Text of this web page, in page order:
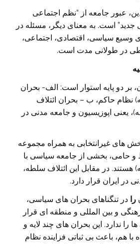
عبور جامعه از “نظم اجتماعی
است. به معنای دیگر، مسئله در
وسیع سیاسی، اقتصادی، اجتماعی،
در طولانی مدت است.
بر دو پایه استوار است: الف- بحران
نظام حاکم، ب – بحران ائتلاف
یعنی اپوزیسیون و جامعه مدنی در
های غیرانتخابی به همراه مجموعه
و حامی، بخشی از جامعه سیاسی با
هستند. در مقابل این ائتلاف سلطه،
در ایران قرار دارد.
را در تنگناهای بحران های سیاسی،
و بین المللی و منطقه ای قرار
را ندارد. این بحران های چند لایه و
با هم، باعث بی ثباتی فزاینده نظام